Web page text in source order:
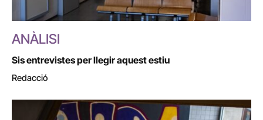
ANÀLISI
Sis entrevistes per llegir aquest estiu
Redacció